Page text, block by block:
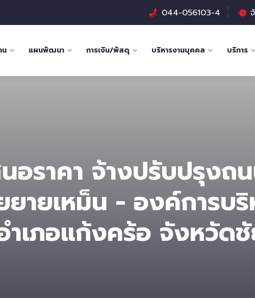
044-056103-4
น แผนพัฒนา การเงิน/พัสดุ บริหารงานบุคคล บริการ
นอราคา จ้างปรับปรุง
ายเหม็น - องค์การบ
เภอแก้งคร้อ จังหวัด